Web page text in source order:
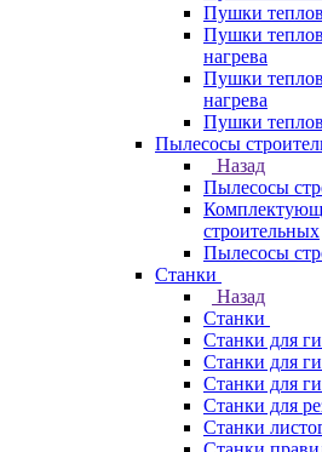
Пушки
Пушки
нагрева
Пушки
нагрева
Пушки
Пылесосы
Назад
Пылесосы
строительных
Пылесосы
Станки
Назад
Станки
Станки для
Станки для
Станки для
Станки для
Станки